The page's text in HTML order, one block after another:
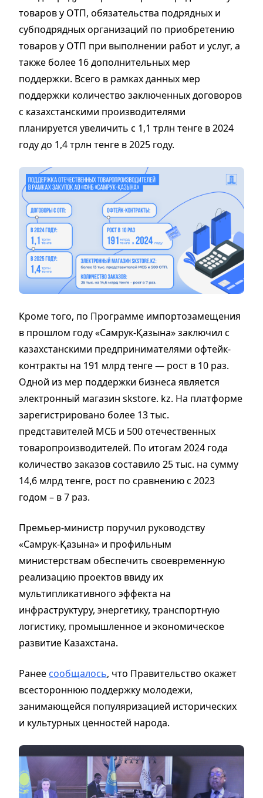
товаров у ОТП, обязательства подрядных и
субподрядных организаций по приобретению
товаров у ОТП при выполнении работ и услуг, а
также более 16 дополнительных мер
поддержки. Всего в рамках данных мер
поддержки количество заключенных договоров
с казахстанскими производителями
планируется увеличить с 1,1 трлн тенге в 2024
году до 1,4 трлн тенге в 2025 году.
Кроме того, по Программе импортозамещения
в прошлом году «Самрук-Қазына» заключил с
казахстанскими предпринимателями офтейк-
контракты на 191 млрд тенге — рост в 10 раз.
Одной из мер поддержки бизнеса является
электронный магазин skstore. kz. На платформе
зарегистрировано более 13 тыс.
представителей МСБ и 500 отечественных
товаропроизводителей. По итогам 2024 года
количество заказов составило 25 тыс. на сумму
14,6 млрд тенге, рост по сравнению с 2023
годом – в 7 раз.
Премьер-министр поручил руководству
«Самрук-Қазына» и профильным
министерствам обеспечить своевременную
реализацию проектов ввиду их
мультипликативного эффекта на
инфраструктуру, энергетику, транспортную
логистику, промышленное и экономическое
развитие Казахстана.
Ранее сообщалось, что Правительство окажет
всестороннюю поддержку молодежи,
занимающейся популяризацией исторических
и культурных ценностей народа.